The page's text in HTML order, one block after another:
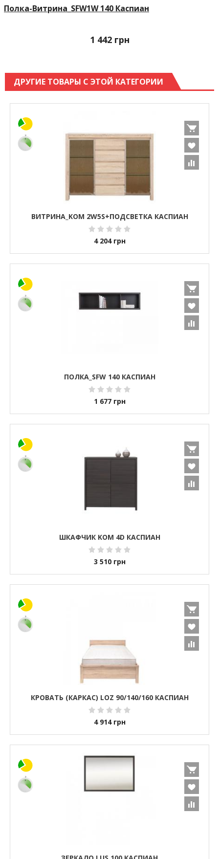
Полка-Витрина_SFW1W 140 Каспиан
1 442 грн
ДРУГИЕ ТОВАРЫ С ЭТОЙ КАТЕГОРИИ
ВИТРИНА_KOM 2W5S+ПОДСВЕТКА КАСПИАН
4 204 грн
ПОЛКА_SFW 140 КАСПИАН
1 677 грн
ШКАФЧИК KOM 4D КАСПИАН
3 510 грн
КРОВАТЬ (КАРКАС) LOZ 90/140/160 КАСПИАН
4 914 грн